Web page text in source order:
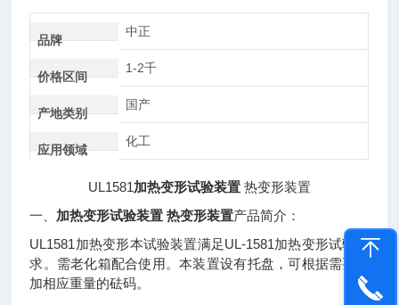
品牌
中正
价格区间
1-2千
产地类别
国产
应用领域
化工
UL1581加热变形试验装置 热变形装置
一、 加热变形试验装置 热变形装置产品简介：
UL1581加热变形本试验装置满足UL-1581加热变形试验要
求。需老化箱配合使用。本装置设有托盘，可根据需要填
加相应重量的砝码。